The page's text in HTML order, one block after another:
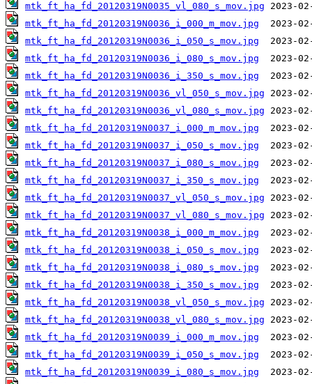
mtk_ft_ha_fd_20120319N0035_vl_080_s_mov.jpg
mtk_ft_ha_fd_20120319N0036_i_000_m_mov.jpg
mtk_ft_ha_fd_20120319N0036_i_050_s_mov.jpg
mtk_ft_ha_fd_20120319N0036_i_080_s_mov.jpg
mtk_ft_ha_fd_20120319N0036_i_350_s_mov.jpg
mtk_ft_ha_fd_20120319N0036_vl_050_s_mov.jpg
mtk_ft_ha_fd_20120319N0036_vl_080_s_mov.jpg
mtk_ft_ha_fd_20120319N0037_i_000_m_mov.jpg
mtk_ft_ha_fd_20120319N0037_i_050_s_mov.jpg
mtk_ft_ha_fd_20120319N0037_i_080_s_mov.jpg
mtk_ft_ha_fd_20120319N0037_i_350_s_mov.jpg
mtk_ft_ha_fd_20120319N0037_vl_050_s_mov.jpg
mtk_ft_ha_fd_20120319N0037_vl_080_s_mov.jpg
mtk_ft_ha_fd_20120319N0038_i_000_m_mov.jpg
mtk_ft_ha_fd_20120319N0038_i_050_s_mov.jpg
mtk_ft_ha_fd_20120319N0038_i_080_s_mov.jpg
mtk_ft_ha_fd_20120319N0038_i_350_s_mov.jpg
mtk_ft_ha_fd_20120319N0038_vl_050_s_mov.jpg
mtk_ft_ha_fd_20120319N0038_vl_080_s_mov.jpg
mtk_ft_ha_fd_20120319N0039_i_000_m_mov.jpg
mtk_ft_ha_fd_20120319N0039_i_050_s_mov.jpg
mtk_ft_ha_fd_20120319N0039_i_080_s_mov.jpg